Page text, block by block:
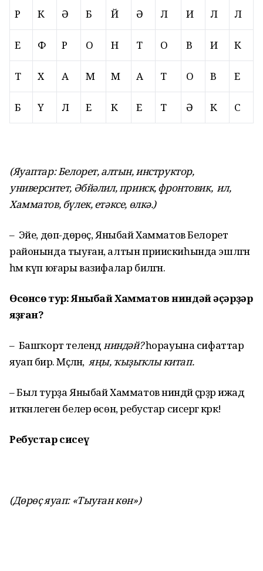
Р К Ә Б Й Ә Л И Л Л
Е Ф Р О Н Т О В И К
Т Х А М М А Т О В Е
Б Ү Л Е К Е Т Ә К С
(Яуаптар: Белорет, алтын, инструктор,
университет, Әбйәлил, прииск, фронтовик, ил,
Хамматов, бүлек, етәксе, өлкә.)
– Эйе, дөп-дөрөҫ, Яныбай Хамматов Белорет
районында тыуған, алтын приискиһында эшләгән
һәм күп юғары вазифалар биләгән.
Өсөнсө тур: Яныбай Хамматов ниндәй әҫәрҙәр
яҙған?
– Башҡорт телендәниндәй?һорауына сифаттар
яуап бирә. Мәҫәлән,яңы, ҡыҙыҡлы китап.
– Был турҙа Яныбай Хамматов ниндәй әҫәрҙәр ижад
иткәнлеген белер өсөн, ребустар сисергә кәрәк!
Ребустар сисеү
(Дөрөҫ яуап: «Тыуған көн»)